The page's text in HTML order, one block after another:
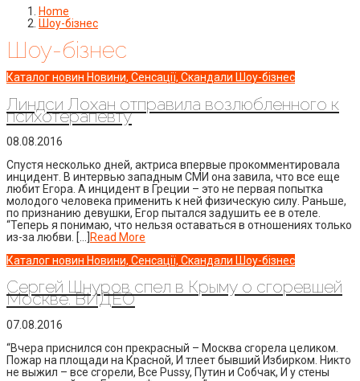
Home
Шоу-бізнес
Шоу-бізнес
Каталог новин Новини, Сенсації, Скандали Шоу-бізнес
Линдси Лохан отправила возлюбленного к
психотерапевту
08.08.2016
Спустя несколько дней, актриса впервые прокомментировала
инцидент. В интервью западным СМИ она завила, что все еще
любит Егора. А инцидент в Греции – это не первая попытка
молодого человека применить к ней физическую силу. Раньше,
по признанию девушки, Егор пытался задушить ее в отеле.
“Теперь я понимаю, что нельзя оставаться в отношениях только
из-за любви. […]
Read More
Каталог новин Новини, Сенсації, Скандали Шоу-бізнес
Сергей Шнуров спел в Крыму о сгоревшей
Москве. ВИДЕО
07.08.2016
“Вчера приснился сон прекрасный – Москва сгорела целиком.
Пожар на площади на Красной, И тлеет бывший Избирком. Никто
не выжил – все сгорели, Все Pussy, Путин и Собчак, И у стены